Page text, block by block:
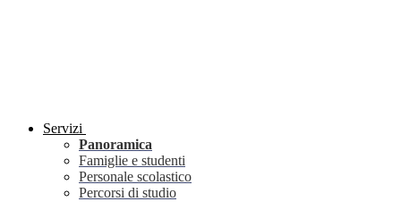
Servizi
Panoramica
Famiglie e studenti
Personale scolastico
Percorsi di studio